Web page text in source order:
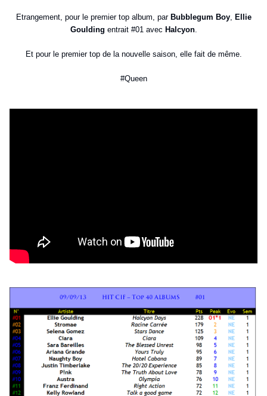
Etrangement, pour le premier top album, par Bubblegum Boy, Ellie
Goulding entrait #01 avec Halcyon.
Et pour le premier top de la nouvelle saison, elle fait de même.
#Queen